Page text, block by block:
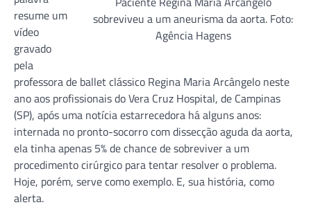
sobreviveu a um aneurisma da aorta. Foto:
Agência Hagens
resume um
vídeo
gravado
pela
professora de ballet clássico Regina Maria Arcângelo neste
ano aos profissionais do Vera Cruz Hospital, de Campinas
(SP), após uma notícia estarrecedora há alguns anos:
internada no pronto-socorro com dissecção aguda da aorta,
ela tinha apenas 5% de chance de sobreviver a um
procedimento cirúrgico para tentar resolver o problema.
Hoje, porém, serve como exemplo. E, sua história, como
alerta.